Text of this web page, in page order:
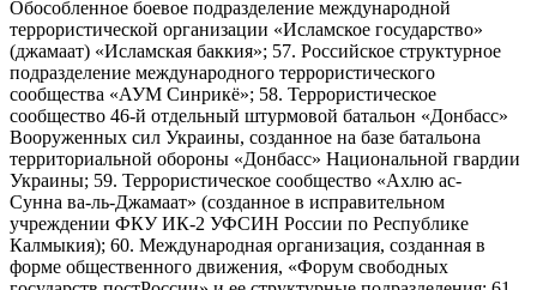
Обособленное боевое подразделение международной
террористической организации «Исламское государство»
(джамаат) «Исламская баккия»; 57. Российское структурное
подразделение международного террористического
сообщества «АУМ Синрикё»; 58. Террористическое
сообщество 46-й отдельный штурмовой батальон «Донбасс»
Вооруженных сил Украины, созданное на базе батальона
территориальной обороны «Донбасс» Национальной гвардии
Украины; 59. Террористическое сообщество «Ахлю ас-
Сунна ва-ль-Джамаат» (созданное в исправительном
учреждении ФКУ ИК-2 УФСИН России по Республике
Калмыкия); 60. Международная организация, созданная в
форме общественного движения, «Форум свободных